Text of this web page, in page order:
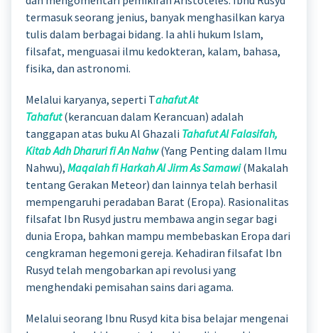
termasuk seorang jenius, banyak menghasilkan karya
tulis dalam berbagai bidang. Ia ahli hukum Islam,
filsafat, menguasai ilmu kedokteran, kalam, bahasa,
fisika, dan astronomi.
Melalui karyanya, seperti Tahafut At
Tahafut(kerancuan dalam Kerancuan) adalah
tanggapan atas buku Al Ghazali Tahafut Al Falasifah,
Kitab Adh Dharuri fi An Nahw(Yang Penting dalam Ilmu
Nahwu), Maqalah fi Harkah Al Jirm As Samawi(Makalah
tentang Gerakan Meteor) dan lainnya telah berhasil
mempengaruhi peradaban Barat (Eropa). Rasionalitas
filsafat Ibn Rusyd justru membawa angin segar bagi
dunia Eropa, bahkan mampu membebaskan Eropa dari
cengkraman hegemoni gereja. Kehadiran filsafat Ibn
Rusyd telah mengobarkan api revolusi yang
menghendaki pemisahan sains dari agama.
Melalui seorang Ibnu Rusyd kita bisa belajar mengenai